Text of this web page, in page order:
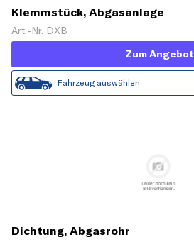
Klemmstück, Abgasanlage
Art.-Nr. DXB
Zum Angebot
Fahrzeug auswählen
Dichtung, Abgasrohr